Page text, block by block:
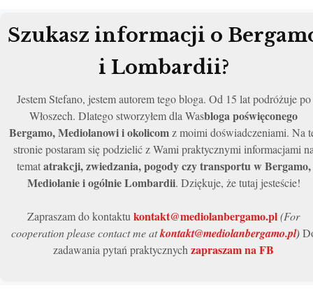
Szukasz informacji o
i Lombardii?
Jestem Stefano, jestem autorem tego bloga. Od 15 lat podróżuje po
Włoszech. Dlatego stworzyłem dla Wasbloga poświęconego
Bergamo, Mediolanowi i okolicomz moimi doświadczeniami. Na
stronie postaram się podzielić z Wami praktycznymi informacjami
tematatrakcji, zwiedzania, pogody czy transportu w Bergamo,
Mediolanie i ogólnie Lombardii. Dziękuje, że tutaj jesteście!
Zapraszam do kontaktu kontakt@mediolanbergamo.pl(For
cooperation please contact me atkontakt@mediolanbergamo.pl)
zadawania pytań praktycznych zapraszam na FB